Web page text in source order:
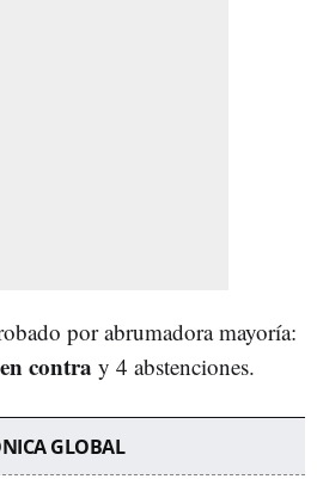
por abrumadora mayoría:
contra y 4 abstenciones.
GLOBAL